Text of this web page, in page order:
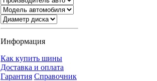
Информация
Как купить шины
Доставка и оплата
Гарантия Справочник